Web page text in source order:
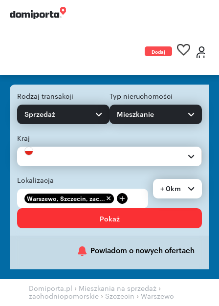
Dodaj
Rodzaj transakcji
Sprzedaż
Typ nieruchomości
Mieszkanie
Kraj
Lokalizacja
Warszewo, Szczecin, zac... +
+ 0km
Pokaż
Powiadom o nowych ofertach
Domiporta.pl › Mieszkania na sprzedaż ›
zachodniopomorskie › Szczecin › Warszewo